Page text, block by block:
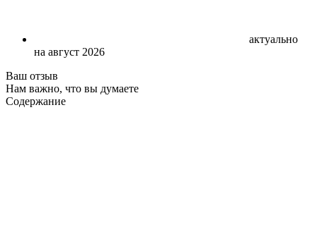
актуально
на август 2026
Ваш отзыв
Нам важно, что вы думаете
Содержание